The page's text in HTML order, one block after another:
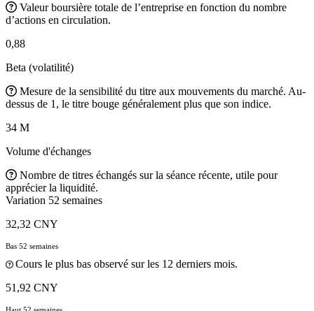
Valeur boursière totale de l’entreprise en fonction du nombre
d’actions en circulation.
0,88
Beta (volatilité)
Mesure de la sensibilité du titre aux mouvements du marché. Au-
dessus de 1, le titre bouge généralement plus que son indice.
34 M
Volume d'échanges
Nombre de titres échangés sur la séance récente, utile pour
apprécier la liquidité.
Variation 52 semaines
32,32 CNY
Bas 52 semaines
Cours le plus bas observé sur les 12 derniers mois.
51,92 CNY